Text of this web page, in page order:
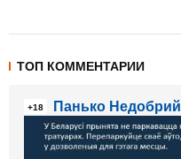
ТОП КОММЕНТАРИИ
+18 Панько Недобрий